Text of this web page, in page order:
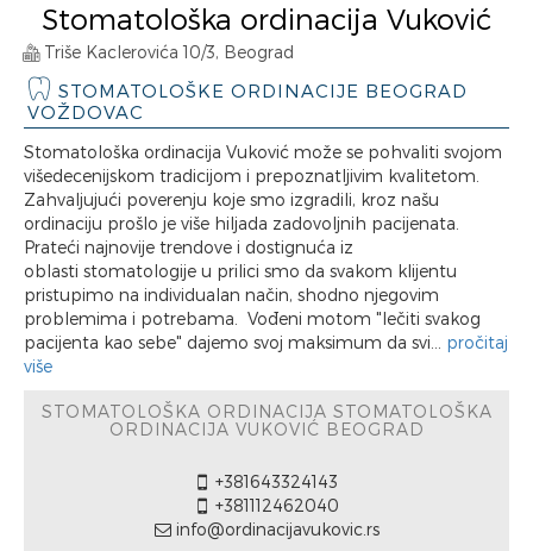
Stomatološka ordinacija Vuković
Triše Kaclerovića 10/3, Beograd
STOMATOLOŠKE ORDINACIJE BEOGRAD
VOŽDOVAC
Stomatološka ordinacija Vuković može se pohvaliti svojom
višedecenijskom tradicijom i prepoznatljivim kvalitetom.
Zahvaljujući poverenju koje smo izgradili, kroz našu
ordinaciju prošlo je više hiljada zadovoljnih pacijenata.
Prateći najnovije trendove i dostignuća iz
oblasti stomatologije u prilici smo da svakom klijentu
pristupimo na individualan način, shodno njegovim
problemima i potrebama. Vođeni motom "lečiti svakog
pacijenta kao sebe" dajemo svoj maksimum da svi... pročitaj
više
STOMATOLOŠKA ORDINACIJA STOMATOLOŠKA
ORDINACIJA VUKOVIĆ BEOGRAD
+381643324143
+381112462040
info@ordinacijavukovic.rs